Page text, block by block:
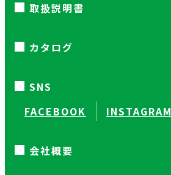
取扱説明書
カタログ
SNS
FACEBOOK
INSTAGRAM
会社概要